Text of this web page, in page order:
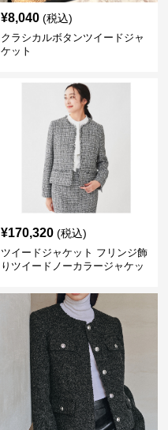
¥8,040 (税込)
クラシカルボタンツイードジャ
ケット
¥170,320 (税込)
ツイードジャケット フリンジ飾
りツイードノーカラージャケッ